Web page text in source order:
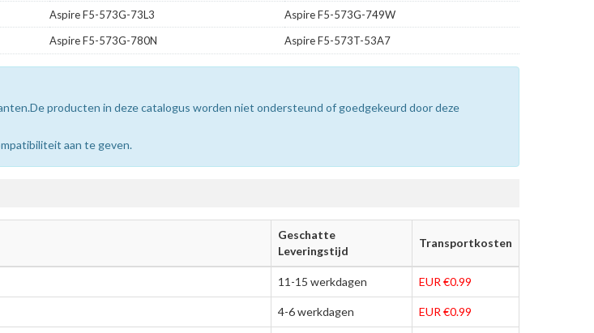
Aspire F5-573G-73L3
Aspire F5-573G-749W
Aspire F5-573G-780N Aspire F5-573T-53A7
producten in deze catalogus worden niet ondersteund of goedgekeurd door deze
aan te geven.
Geschatte
Leveringstijd
Transportkosten
11-15 werkdagen EUR €0.99
4-6 werkdagen EUR €0.99